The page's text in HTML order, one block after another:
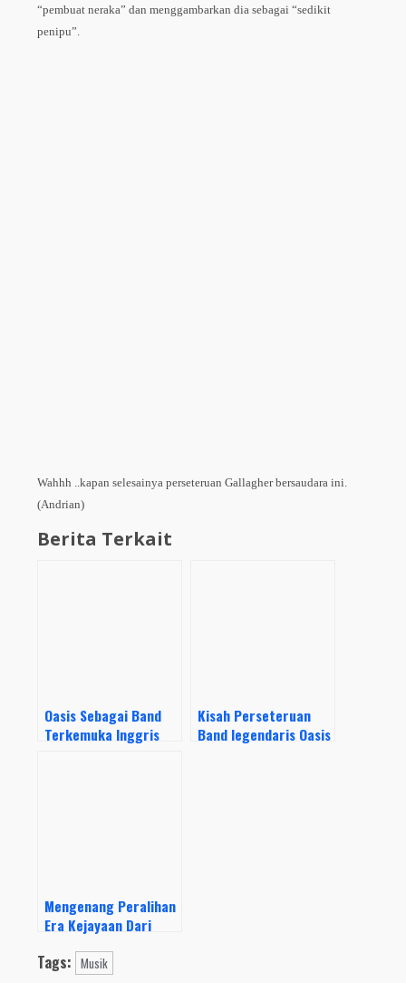
“pembuat neraka” dan menggambarkan dia sebagai “sedikit
penipu”.
Wahhh ..kapan selesainya perseteruan Gallagher bersaudara ini.
(Andrian)
Berita Terkait
Oasis Sebagai Band
Terkemuka Inggris
Kisah Perseteruan
Band legendaris Oasis
Mengenang Peralihan
Era Kejayaan Dari
Tags: Musik